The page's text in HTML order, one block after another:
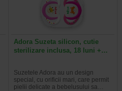
Adora Suzeta silicon, cutie
sterilizare inclusa, 18 luni +…
Suzetele Adora au un design
special, cu orificii mari, care permit
pielii delicate a bebelusului sa…